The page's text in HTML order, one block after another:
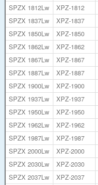
SPZX 1812Lw
XPZ-1812
SPZX 1837Lw
XPZ-1837
SPZX 1850Lw
XPZ-1850
SPZX 1862Lw
XPZ-1862
SPZX 1867Lw
XPZ-1867
SPZX 1887Lw
XPZ-1887
SPZX 1900Lw
XPZ-1900
SPZX 1937Lw
XPZ-1937
SPZX 1950Lw
XPZ-1950
SPZX 1962Lw
XPZ-1962
SPZX 1987Lw
XPZ-1987
SPZX 2000Lw
XPZ-2000
SPZX 2030Lw
XPZ-2030
SPZX 2037Lw
XPZ-2037